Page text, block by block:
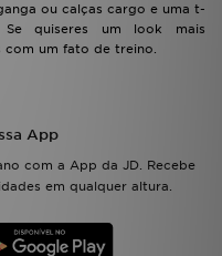
ou calças cargo e uma t-
quiseres um look mais
com um fato de treino.
App
com a App da JD. Recebe
em qualquer altura.